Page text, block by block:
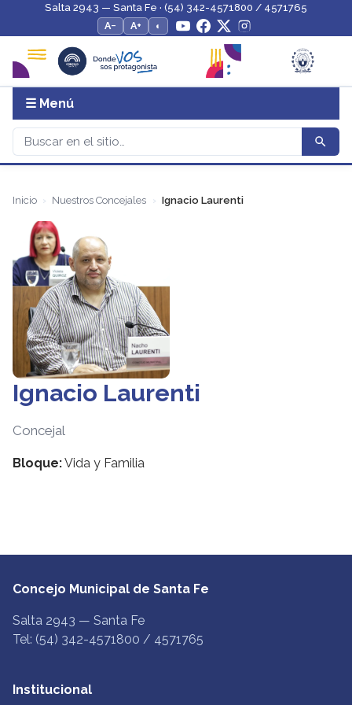
Salta 2943 — Santa Fe · (54) 342-4571800 / 4571765
A−
A+ ◐
☰ Menú
Inicio Nuestros Concejales Ignacio Laurenti
Ignacio Laurenti
Concejal
Bloque:Vida y Familia
Concejo Municipal de Santa Fe
Salta 2943 — Santa Fe
Tel: (54) 342-4571800 / 4571765
Institucional